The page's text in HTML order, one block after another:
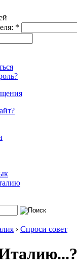
*
› Спроси совет